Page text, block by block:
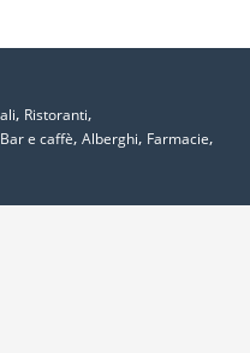
, Ristoranti,
Bar e caffè, Alberghi, Farmacie,